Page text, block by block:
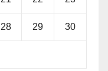
28 29 30